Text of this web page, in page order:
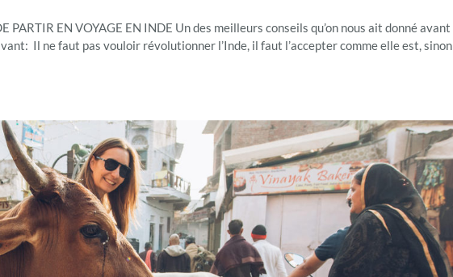
PARTIR EN VOYAGE EN INDE Un des meilleurs conseils qu’on nous ait donné avant
Il ne faut pas vouloir révolutionner l’Inde, il faut l’accepter comme elle est, sinon